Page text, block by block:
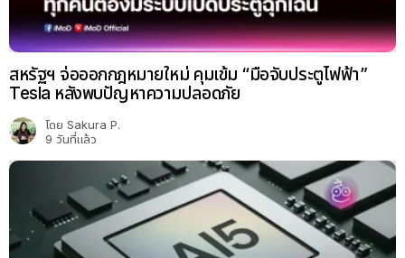
สหรัฐฯ จ่อออกกฎหมายใหม่ คุมเข้ม “มือจับประตูไฟฟ้า”
Tesla หลังพบปัญหาความปลอดภัย
โดย Sakura P.
9 วันที่แล้ว